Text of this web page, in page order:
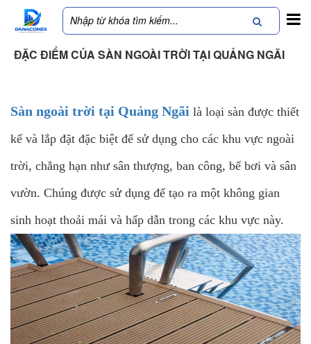
ĐẶC ĐIỂM CỦA SÀN NGOÀI TRỜI TẠI QUẢNG NGÃI
Sàn ngoài trời tại Quảng Ngãi là loại sàn được thiết
kế và lắp đặt đặc biệt để sử dụng cho các khu vực ngoài
trời, chẳng hạn như sân thượng, ban công, bể bơi và sân
vườn. Chúng được sử dụng để tạo ra một không gian
sinh hoạt thoải mái và hấp dẫn trong các khu vực này.